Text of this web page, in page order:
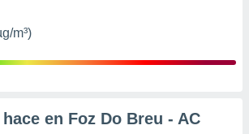
m³)
en Foz Do Breu - AC